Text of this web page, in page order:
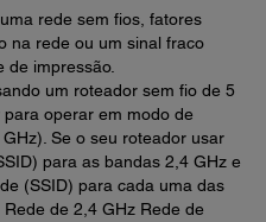
rede sem fios, fatores
na rede ou um sinal fraco
de impressão.
um roteador sem fio de 5
operar em modo de
Se o seu roteador usar
para as bandas 2,4 GHz e
(SSID) para cada uma das
de 2,4 GHz Rede de